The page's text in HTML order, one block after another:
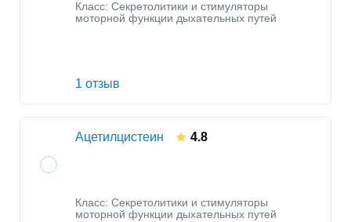
Класс: Секретолитики и стимуляторы
моторной функции дыхательных путей
1 отзыв
Ацетилцистеин 4.8
Класс: Секретолитики и стимуляторы
моторной функции дыхательных путей